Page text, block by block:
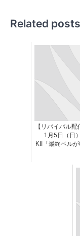
Related
【リバイバル
1月5日（日
KII「最終ベル